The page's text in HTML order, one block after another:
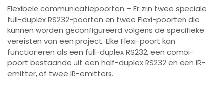
Flexibele communicatiepoorten – Er zijn twee speciale
full-duplex RS232-poorten en twee Flexi-poorten die
kunnen worden geconfigureerd volgens de specifieke
vereisten van een project. Elke Flexi-poort kan
functioneren als een full-duplex RS232, een combi-
poort bestaande uit een half-duplex RS232 en een IR-
emitter, of twee IR-emitters.